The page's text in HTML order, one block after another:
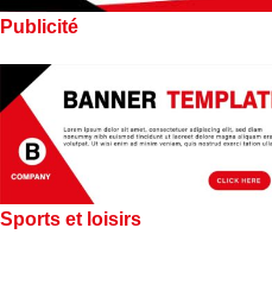
Publicité
Sports et loisirs